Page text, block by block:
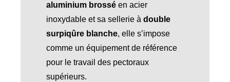
aluminium brosséen acier
inoxydable et sa sellerie à double
surpiqûre blanche, elle s’impose
comme un équipement de référence
pour le travail des pectoraux
supérieurs.